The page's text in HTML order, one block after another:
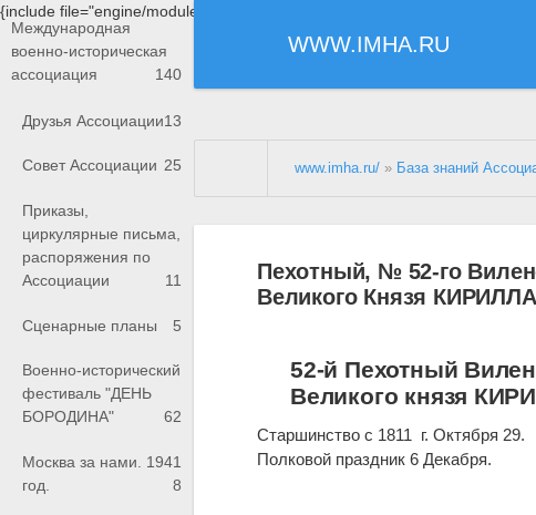
{include file="engine/modules/saperu/head.php"}
WWW.IMHA.RU
Международная
военно-историческая
ассоциация
140
Друзья Ассоциации13
Совет Ассоциации 25
Приказы,
циркулярные письма,
распоряжения по
Ассоциации
11
Сценарные планы 5
Военно-исторический
фестиваль "ДЕНЬ
БОРОДИНА"
62
Москва за нами. 1941
год.
8
www.imha.ru/ » База знаний
Пехотный, № 52-го
Великого Князя
52-й Пехотный
Великого князя
Старшинство с 1811 г. Октября 29.
Полковой праздник 6 Декабря.